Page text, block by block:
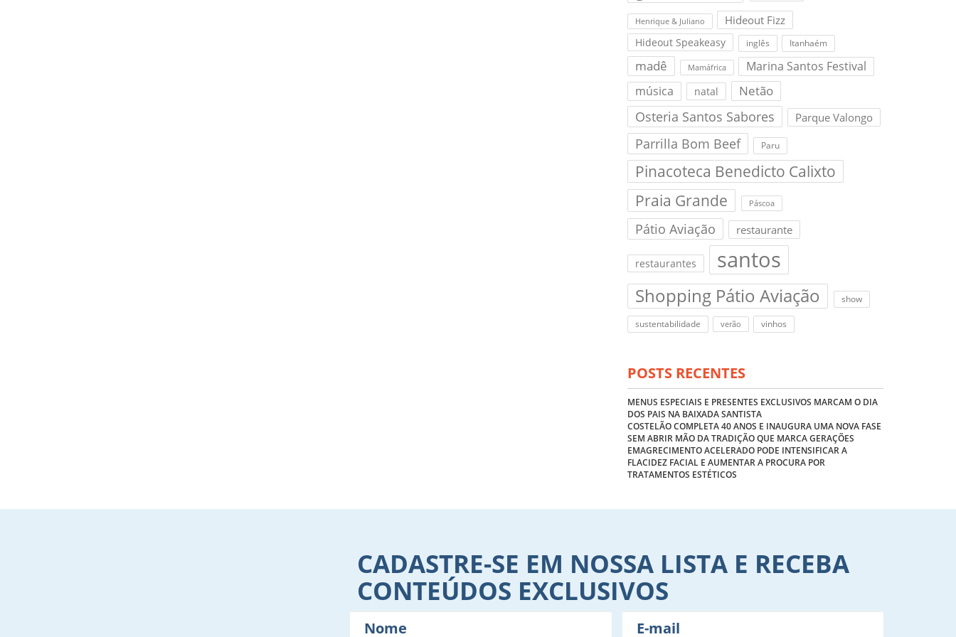
Henrique & Juliano Hideout Fizz
Hideout Speakeasy inglês Itanhaém
madê Mamáfrica
Marina Santos Festival
música
natal Netão
Osteria Santos Sabores Parque Valongo
Parrilla Bom Beef Paru
Pinacoteca Benedicto Calixto
Praia Grande
Páscoa
Pátio Aviação restaurante
restaurantes santos
Shopping Pátio Aviação show
sustentabilidade verão vinhos
POSTS RECENTES
MENUS ESPECIAIS E PRESENTES EXCLUSIVOS MARCAM O DIA
DOS PAIS NA BAIXADA SANTISTA
COSTELÃO COMPLETA 40 ANOS E INAUGURA UMA NOVA FASE
SEM ABRIR MÃO DA TRADIÇÃO QUE MARCA GERAÇÕES
EMAGRECIMENTO ACELERADO PODE INTENSIFICAR A
FLACIDEZ FACIAL E AUMENTAR A PROCURA POR
TRATAMENTOS ESTÉTICOS
CADASTRE-SE EM NOSSA LISTA E RECEBA
CONTEÚDOS EXCLUSIVOS